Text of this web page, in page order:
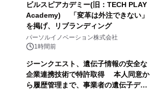
ビルスピアカデミー(旧：TECH PLAY
Academy) 「変革は外注できない」
を掲げ、リブランディング
パーソルイノベーション株式会社
1時間前
ジーンクエスト、遺伝子情報の安全な
企業連携技術で特許取得 本人同意か
ら履歴管理まで、事業者の遺伝子デー